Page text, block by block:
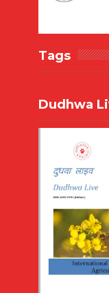
Tags
Dudhwa